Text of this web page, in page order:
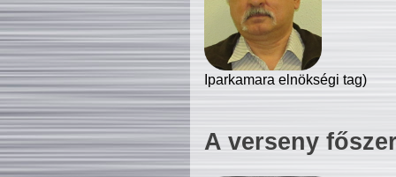
Iparkamara elnökségi tag)
A verseny